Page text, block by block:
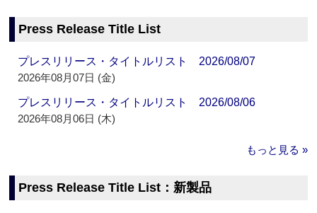
Press Release Title List
プレスリリース・タイトルリスト 2026/08/07
2026年08月07日 (金)
プレスリリース・タイトルリスト 2026/08/06
2026年08月06日 (木)
もっと見る »
Press Release Title List：新製品